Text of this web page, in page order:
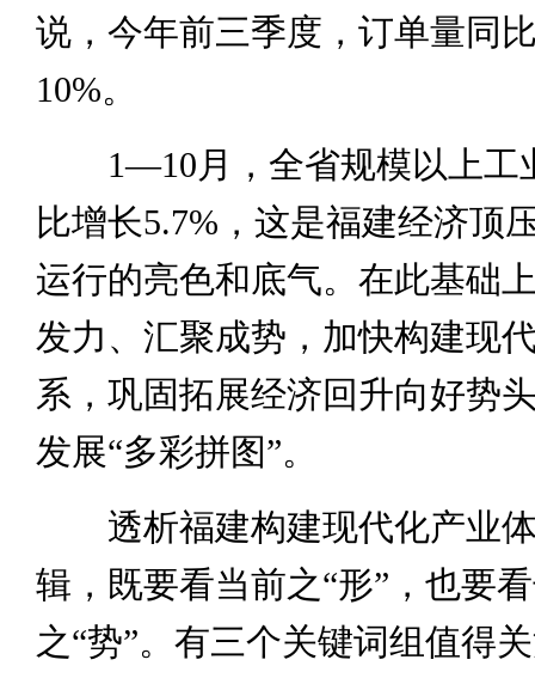
说，今年前三季度，订单量同
10%。
1—10月，全省规模以上工
比增长5.7%，这是福建经济顶
运行的亮色和底气。在此基础
发力、汇聚成势，加快构建现
系，巩固拓展经济回升向好势
发展“多彩拼图”。
透析福建构建现代化产业体
辑，既要看当前之“形”，也要
之“势”。有三个关键词组值得